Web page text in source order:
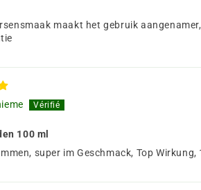
maakt het gebruik
100 ml
super im Geschmack, Top